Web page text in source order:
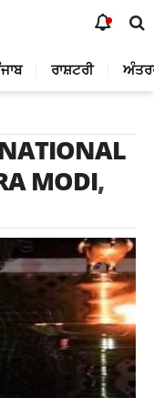
ਰਾਸ਼ਟਰੀ
NATIONAL
MODI,